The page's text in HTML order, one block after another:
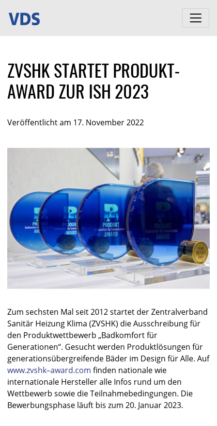
ZVSHK STARTET PRODUKT-
AWARD ZUR ISH 2023
Veröffentlicht am 17. November 2022
Zum sechsten Mal seit 2012 startet der Zentralverband
Sanitär Heizung Klima (ZVSHK) die Ausschreibung für
den Produktwettbewerb „Badkomfort für
Generationen“. Gesucht werden Produktlösungen für
generationsübergreifende Bäder im Design für Alle. Auf
www.zvshk–award.com finden nationale wie
internationale Hersteller alle Infos rund um den
Wettbewerb sowie die Teilnahmebedingungen. Die
Bewerbungsphase läuft bis zum 20. Januar 2023.